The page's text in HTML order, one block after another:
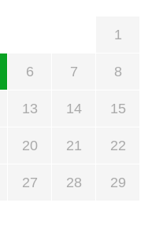
1
6 7 8
13 14 15
20 21 22
27 28 29